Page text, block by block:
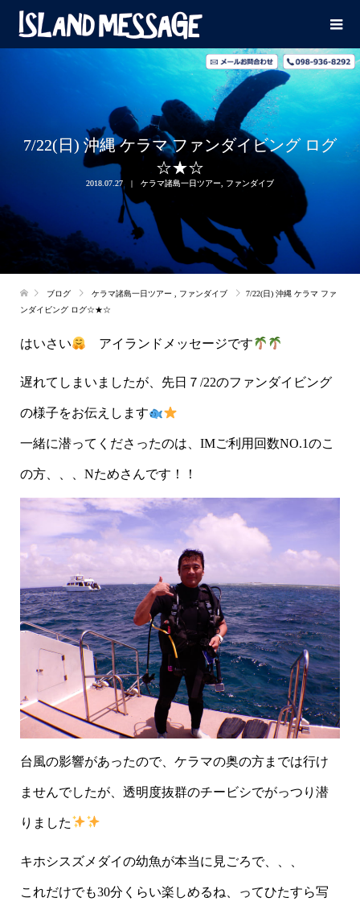
7/22(日) 沖縄 ケラマ ファンダイビング ログ
☆★☆
2018.07.27 ケラマ諸島一日ツアー ファンダイブ
ブログ ケラマ諸島一日ツアー ファンダイブ
7/22(日) 沖縄 ケラマ ファ
ンダイビング ログ☆★☆
はいさい アイランドメッセージです
遅れてしまいましたが、先日７/22のファンダイビング
の様子をお伝えします
一緒に潜ってくださったのは、IMご利用回数NO.1のこ
の方、、、Nためさんです！！
台風の影響があったので、ケラマの奥の方までは行け
ませんでしたが、透明度抜群のチービシでがっつり潜
りました
キホシスズメダイの幼魚が本当に見ごろで、、、
これだけでも30分くらい楽しめるね、ってひたすら写